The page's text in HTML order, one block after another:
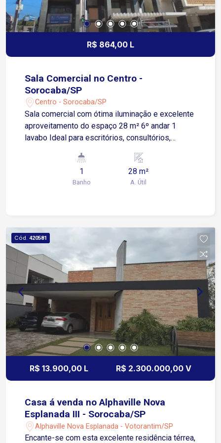
R$ 864,00 L
Sala Comercial no Centro -
Sorocaba/SP
Centro - Sorocaba/SP
Sala comercial com ótima iluminação e excelente
aproveitamento do espaço 28 m² 6º andar 1
lavabo Ideal para escritórios, consultórios,
Não possui vaga de garagem, porém conta com
diversos estacionamentos nas proximidades
Condomínio Nossa Senhora da Ponte com:
das Avenidas São Paulo e Dom Aguirre 5 minutos
da Avenida Dr. Afonso Vergueiro 6 minutos da
Avenida General Carneiro Região com excelente
infraestrutura, cercada por bancos, comércios,
restaurantes, serviços e transporte público,
oferecendo fácil acesso às principais vias da
cidade.
1
Banho
28 m²
A. Útil
Cód. 420581
R$ 13.900,00 L R$ 2.300.000,00 V
Casa á venda no Alphaville Nova
Esplanada III - Sorocaba/SP
Alphaville Nova Esplanada - Votorantim/SP
Encante-se com esta excelente residência térrea,